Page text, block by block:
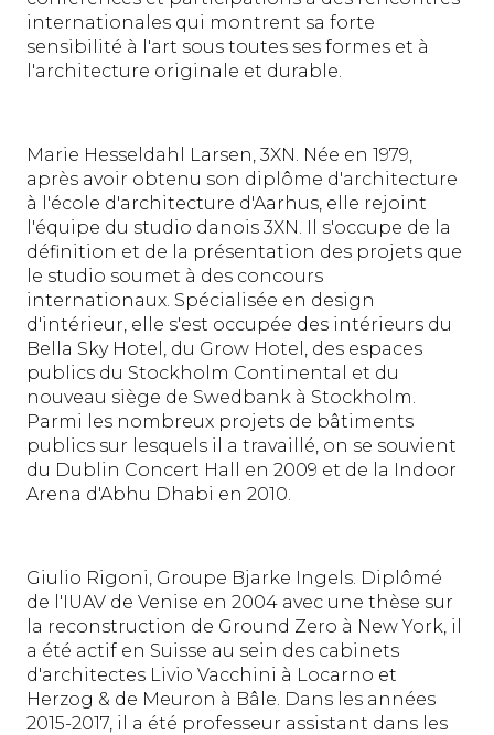
internationales qui montrent sa forte
sensibilité à l'art sous toutes ses formes et à
l'architecture originale et durable.
Marie Hesseldahl Larsen, 3XN. Née en 1979,
après avoir obtenu son diplôme d'architecture
à l'école d'architecture d'Aarhus, elle rejoint
l'équipe du studio danois 3XN. Il s'occupe de la
définition et de la présentation des projets que
le studio soumet à des concours
internationaux. Spécialisée en design
d'intérieur, elle s'est occupée des intérieurs du
Bella Sky Hotel, du Grow Hotel, des espaces
publics du Stockholm Continental et du
nouveau siège de Swedbank à Stockholm.
Parmi les nombreux projets de bâtiments
publics sur lesquels il a travaillé, on se souvient
du Dublin Concert Hall en 2009 et de la Indoor
Arena d'Abhu Dhabi en 2010.
Giulio Rigoni, Groupe Bjarke Ingels. Diplômé
de l'IUAV de Venise en 2004 avec une thèse sur
la reconstruction de Ground Zero à New York, il
a été actif en Suisse au sein des cabinets
d'architectes Livio Vacchini à Locarno et
Herzog & de Meuron à Bâle. Dans les années
2015-2017, il a été professeur assistant dans les